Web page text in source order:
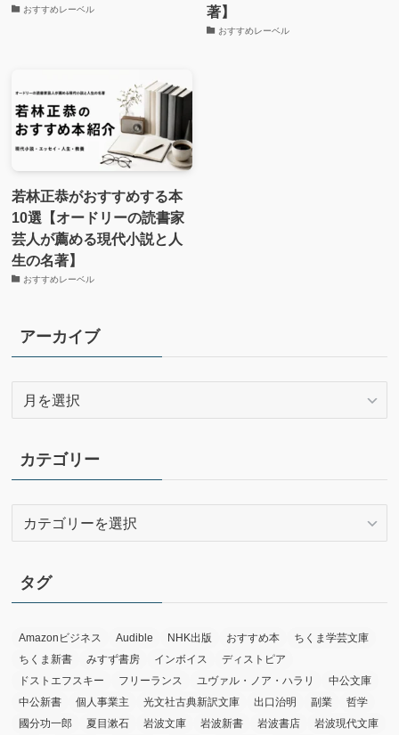
おすすめレーベル
著】
おすすめレーベル
若林正恭がおすすめする本
10選【オードリーの読書家
芸人が薦める現代小説と人
生の名著】
おすすめレーベル
アーカイブ
イ
ブ
カテゴリー
リ
ー
タグ
Amazonビジネス Audible NHK出版 おすすめ本
ちくま学芸文庫
ちくま新書
みすず書房 インボイス
ディストピア
ドストエフスキー
フリーランス ユヴァル・ノア・ハラリ
中公文庫
中公新書
個人事業主 光文社古典新訳文庫 出口治明 副業
哲学
國分功一郎
夏目漱石 岩波文庫 岩波新書 岩波書店 岩波現代文庫